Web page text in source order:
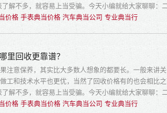
解不多，就容易上当受骗。今天小编就给大家聊聊：
价格 手表典当价格 汽车典当公司 专业典当行
里回收更靠谱？
注意保养，其实比大多数人想象的都要长。一般来讲
工和技术水平也更优，当然了回收价格有的也会相比
解不多，就容易上当受骗。今天小编就给大家聊聊：
价格 手表典当价格 汽车典当公司 专业典当行